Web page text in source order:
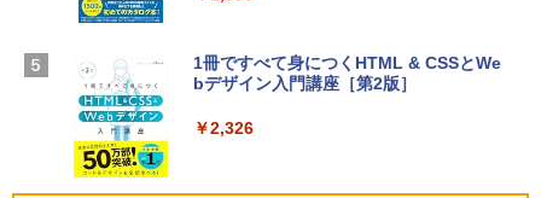
【Amazon.co.jp限定】 HP ノートパソコ
ン 15-fd 15.6インチ 16GBメモリ 512GB
SSD インテル Core 5
￥129,800
Microsoft Office Home 2024(最新 永続
0/mac対応|PC2台
1冊ですべて身につくHTML & CSSとWe
bデザイン入門講座［第2版］
￥2,326